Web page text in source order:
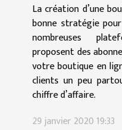
La création d’une
bonne stratégie
nombreuses
proposent des
votre boutique en
clients un peu
chiffre d’affaire.
29 janvier 2020 19:33